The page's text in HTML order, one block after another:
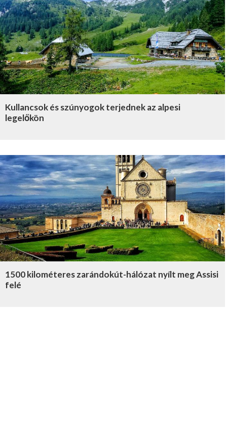
Kullancsok és szúnyogok terjednek az alpesi
legelőkön
1500 kilométeres zarándokút-hálózat nyílt meg Assisi
felé